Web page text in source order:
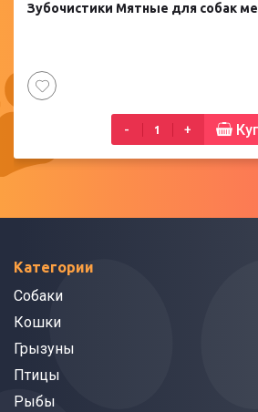
Зубочистики Мятные для собак
- +
Категории
Собаки
Кошки
Грызуны
Птицы
Рыбы